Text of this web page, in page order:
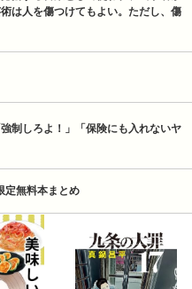
は人を傷つけてもよい。ただし、傷
制しろよ！」「保険にも入れないヤ
定無料本まとめ